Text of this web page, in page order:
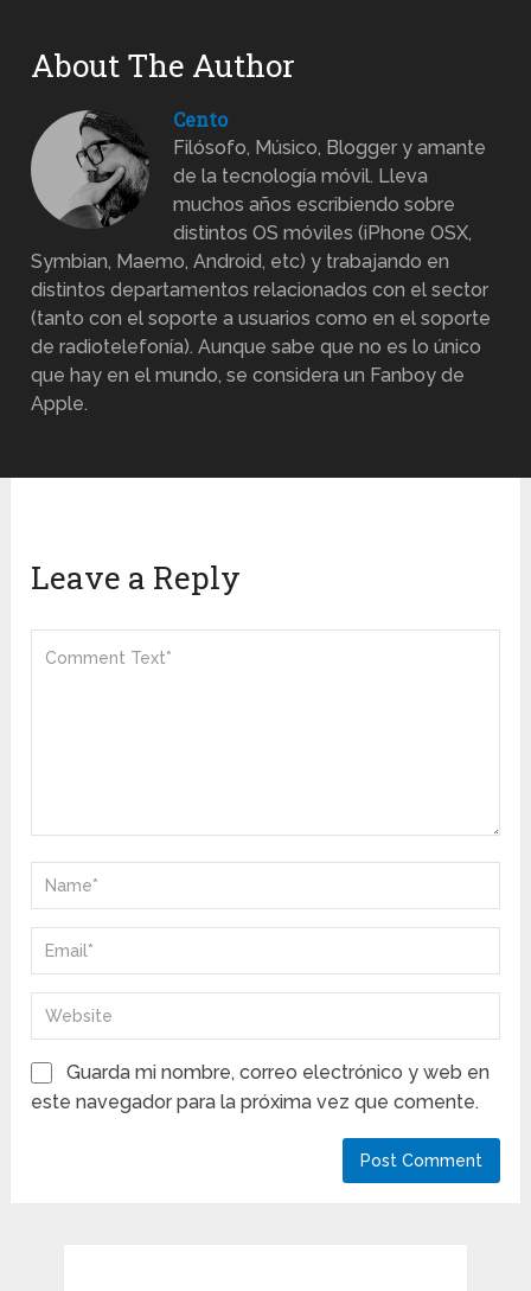
About The Author
Cento
Filósofo, Músico, Blogger y amante
de la tecnología móvil. Lleva
muchos años escribiendo sobre
distintos OS móviles (iPhone OSX,
Symbian, Maemo, Android, etc) y trabajando en
distintos departamentos relacionados con el sector
(tanto con el soporte a usuarios como en el soporte
de radiotelefonía). Aunque sabe que no es lo único
que hay en el mundo, se considera un Fanboy de
Apple.
Leave a Reply
Guarda mi nombre, correo electrónico y web en
este navegador para la próxima vez que comente.